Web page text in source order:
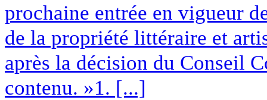
prochaine entrée en vigueur
de la propriété littéraire et
après la décision du Conseil
contenu. »1. [...]